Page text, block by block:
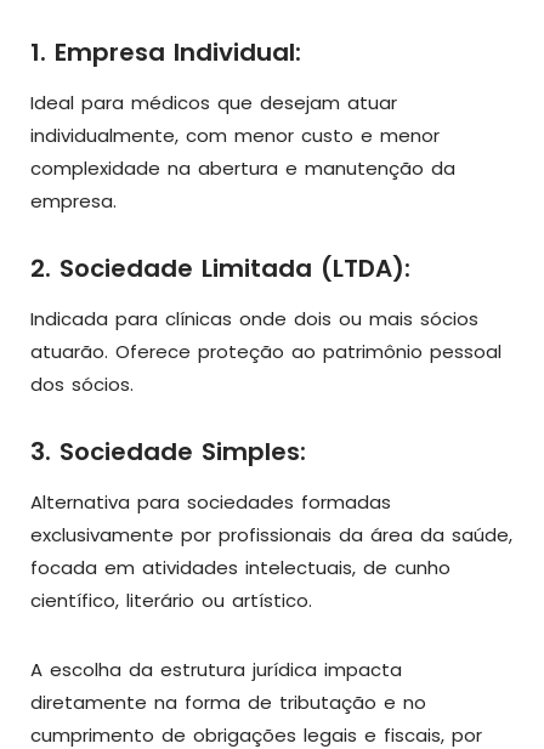
1. Empresa Individual:
Ideal para médicos que desejam atuar
individualmente, com menor custo e menor
complexidade na abertura e manutenção da
empresa.
2. Sociedade Limitada (LTDA):
Indicada para clínicas onde dois ou mais sócios
atuarão. Oferece proteção ao patrimônio pessoal
dos sócios.
3. Sociedade Simples:
Alternativa para sociedades formadas
exclusivamente por profissionais da área da saúde,
focada em atividades intelectuais, de cunho
científico, literário ou artístico.
A escolha da estrutura jurídica impacta
diretamente na forma de tributação e no
cumprimento de obrigações legais e fiscais, por